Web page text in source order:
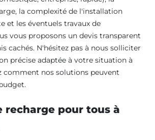
la complexité de l'installation
et les éventuels travaux de
vous proposons un devis transparent
cachés. N'hésitez pas à nous solliciter
précise adaptée à votre situation à
comment nos solutions peuvent
recharge pour tous à